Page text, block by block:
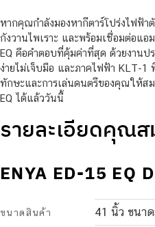
หากคุณกำลังมองหากีตาร์โปร่งไฟฟ้า
กังวานไพเราะ และพร้อมเชื่อมต่อแ
EQ คือคำตอบที่คุ้มค่าที่สุด ด้วยงาน
ง่ายไม่เจ็บมือ และภาคไฟฟ้า KLT-1
ทักษะและการเล่นดนตรีของคุณให้ส
EQ ได้แล้ววันนี้
รายละเอียดคุณ
ENYA ED-15 EQ
ขนาดสินค้า 41 นิ้ว ขนา